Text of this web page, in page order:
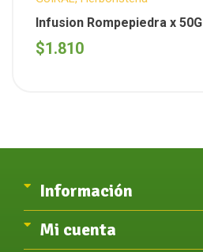
Infusion Rompepiedra x 50G
$1.810
Información
Mi cuenta